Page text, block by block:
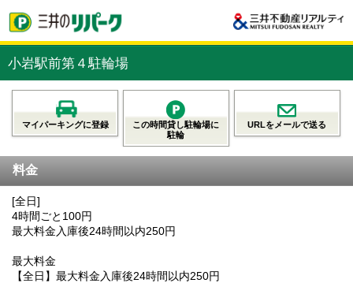
小岩駅前第４駐輪場
マイパーキングに登録
この時間貸し駐輪場に
駐輪
URLをメールで送る
料金
[全日]
4時間ごと100円
最大料金入庫後24時間以内250円
最大料金
【全日】最大料金入庫後24時間以内250円